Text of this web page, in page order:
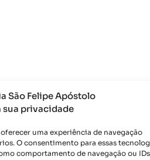
São Felipe Apóstolo
sua privacidade
uma experiência de navegação
O consentimento para essas
comportamento de navegação ou